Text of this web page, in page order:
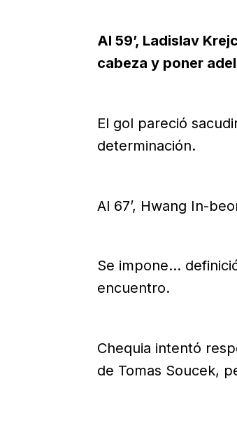
Al 59’, Ladislav
cabeza y poner
El gol pareció
determinación.
Al 67’, Hwang In-
Se impone...
encuentro.
Chequia intentó
de Tomas Soucek,